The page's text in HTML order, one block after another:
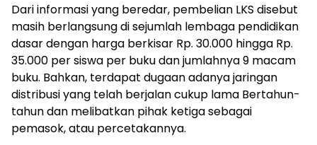
Dari informasi yang beredar, pembelian LKS disebut
masih berlangsung di sejumlah lembaga pendidikan
dasar dengan harga berkisar Rp. 30.000 hingga Rp.
35.000 per siswa per buku dan jumlahnya 9 macam
buku. Bahkan, terdapat dugaan adanya jaringan
distribusi yang telah berjalan cukup lama Bertahun-
tahun dan melibatkan pihak ketiga sebagai
pemasok, atau percetakannya.